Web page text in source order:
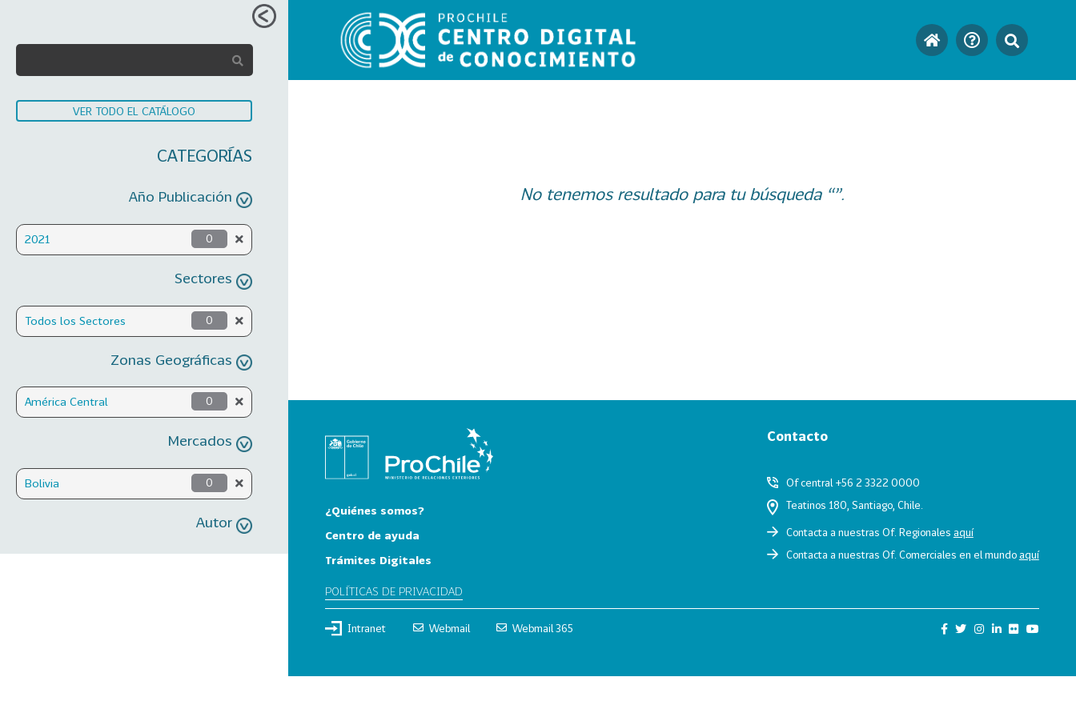
VER TODO EL CATÁLOGO
CATEGORÍAS
Año Publicación
2021 0
Sectores
Todos los Sectores 0
Zonas Geográficas
América Central 0
Mercados
Bolivia 0
Autor
No tenemos resultado para tu búsqueda “”.
¿Quiénes somos?
Centro de ayuda
Trámites Digitales
POLÍTICAS DE PRIVACIDAD
Contacto
Of central +56 2 3322 0000
Teatinos 180, Santiago, Chile.
Contacta a nuestras Of. Regionales aquí
Contacta a nuestras Of. Comerciales en el mundoaquí
Intranet Webmail Webmail 365